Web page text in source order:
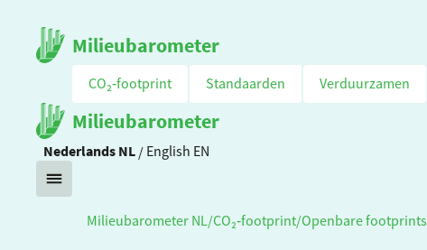
Milieubarometer
CO₂‑footprint Standaarden Verduurzamen
Milieubarometer
Nederlands NL / English EN
Milieubarometer NL /CO₂‑footprint/Openbare footprints